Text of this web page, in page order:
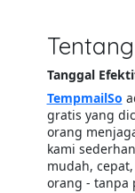
Tanggal
TempmailSo
gratis yang
orang
kami
mudah,
orang - tanpa